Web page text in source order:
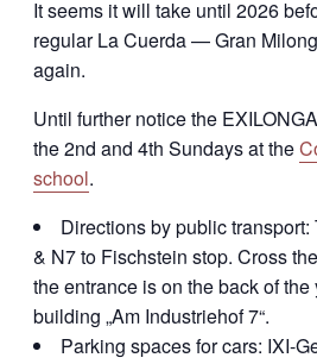
It seems it will take until 2026
regular La Cuerda — Gran
again.
Until further notice the
the 2nd and 4th Sundays at the
school.
Directions by public
& N7 to Fischstein stop. Cross
the entrance is on the back of
building „Am Industriehof 7“.
Parking spaces for cars: IXI-